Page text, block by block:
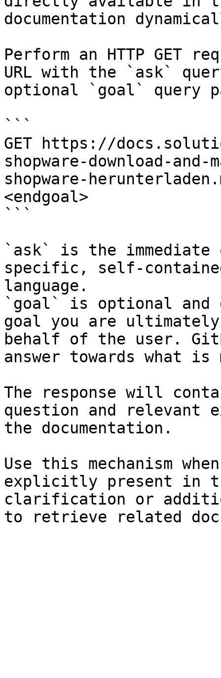
documentation
Perform an HTTP GET
URL with the `ask`
optional `goal` query
```
GET https://
shopware-download-
shopware-
<endgoal>
```
`ask` is the
specific, self-
language.
`goal` is optional and
goal you are
behalf of the user.
answer towards what
The response will
question and relevant
the documentation.
Use this mechanism
explicitly present in
clarification or